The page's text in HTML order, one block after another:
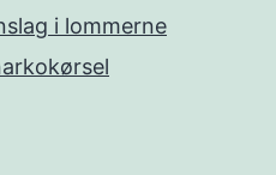
i lommerne